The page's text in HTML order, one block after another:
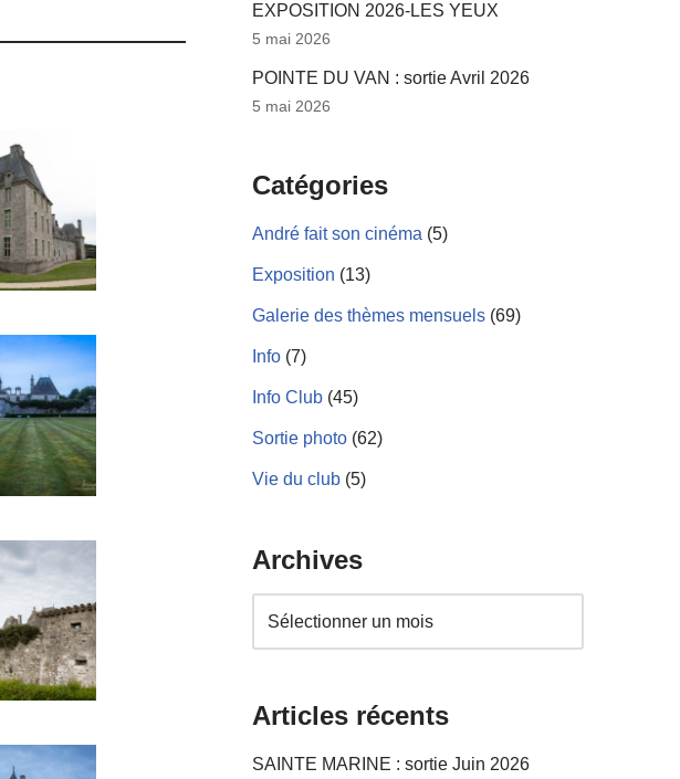
EXPOSITION 2026-LES YEUX
5 mai 2026
POINTE DU VAN : sortie Avril 2026
5 mai 2026
Catégories
André fait son cinéma (5)
Exposition (13)
Galerie des thèmes mensuels (69)
Info (7)
Info Club (45)
Sortie photo (62)
Vie du club (5)
Archives
Articles récents
SAINTE MARINE : sortie Juin 2026